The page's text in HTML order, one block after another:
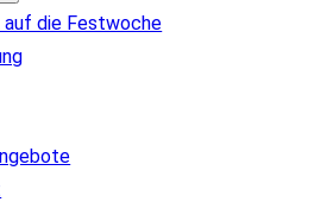
auf die Festwoche